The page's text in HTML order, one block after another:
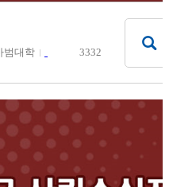
범대학 3332